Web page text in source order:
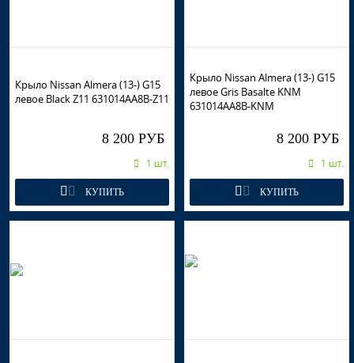
Крыло Nissan Almera (13-) G15
левое Black Z11 631014AA8B-Z11
8 200 РУБ
1 шт.
КУПИТЬ
Крыло Nissan Almera (13-) G15
левое Gris Basalte KNM
631014AA8B-KNM
8 200 РУБ
1 шт.
КУПИТЬ